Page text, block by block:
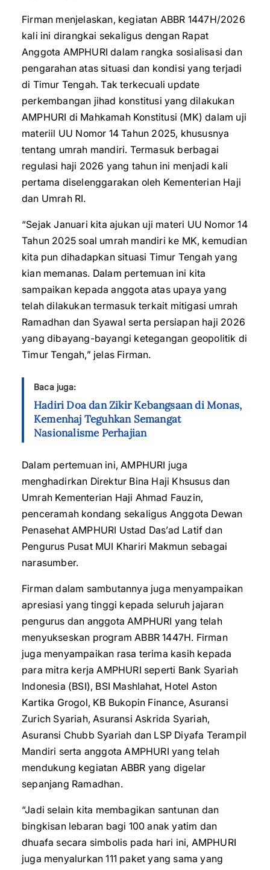
Firman menjelaskan, kegiatan ABBR 1447H/2026
kali ini dirangkai sekaligus dengan Rapat
Anggota AMPHURI dalam rangka sosialisasi dan
pengarahan atas situasi dan kondisi yang terjadi
di Timur Tengah. Tak terkecuali update
perkembangan jihad konstitusi yang dilakukan
AMPHURI di Mahkamah Konstitusi (MK) dalam uji
materiil UU Nomor 14 Tahun 2025, khususnya
tentang umrah mandiri. Termasuk berbagai
regulasi haji 2026 yang tahun ini menjadi kali
pertama diselenggarakan oleh Kementerian Haji
dan Umrah RI.
“Sejak Januari kita ajukan uji materi UU Nomor 14
Tahun 2025 soal umrah mandiri ke MK, kemudian
kita pun dihadapkan situasi Timur Tengah yang
kian memanas. Dalam pertemuan ini kita
sampaikan kepada anggota atas upaya yang
telah dilakukan termasuk terkait mitigasi umrah
Ramadhan dan Syawal serta persiapan haji 2026
yang dibayang-bayangi ketegangan geopolitik di
Timur Tengah,” jelas Firman.
Baca juga:
Hadiri Doa dan Zikir Kebangsaan di Monas,
Kemenhaj Teguhkan Semangat
Nasionalisme Perhajian
Dalam pertemuan ini, AMPHURI juga
menghadirkan Direktur Bina Haji Khsusus dan
Umrah Kementerian Haji Ahmad Fauzin,
penceramah kondang sekaligus Anggota Dewan
Penasehat AMPHURI Ustad Das’ad Latif dan
Pengurus Pusat MUI Khariri Makmun sebagai
narasumber.
Firman dalam sambutannya juga menyampaikan
apresiasi yang tinggi kepada seluruh jajaran
pengurus dan anggota AMPHURI yang telah
menyukseskan program ABBR 1447H. Firman
juga menyampaikan rasa terima kasih kepada
para mitra kerja AMPHURI seperti Bank Syariah
Indonesia (BSI), BSI Mashlahat, Hotel Aston
Kartika Grogol, KB Bukopin Finance, Asuransi
Zurich Syariah, Asuransi Askrida Syariah,
Asuransi Chubb Syariah dan LSP Diyafa Terampil
Mandiri serta anggota AMPHURI yang telah
mendukung kegiatan ABBR yang digelar
sepanjang Ramadhan.
“Jadi selain kita membagikan santunan dan
bingkisan lebaran bagi 100 anak yatim dan
dhuafa secara simbolis pada hari ini, AMPHURI
juga menyalurkan 111 paket yang sama yang